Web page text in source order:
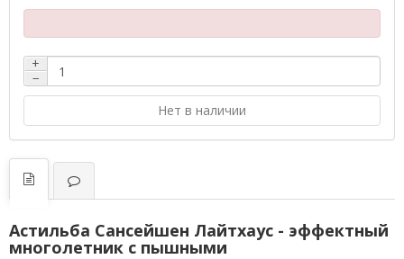
+
−
Нет в наличии
Астильба Сансейшен Лайтхаус - эффектный
многолетник с пышными